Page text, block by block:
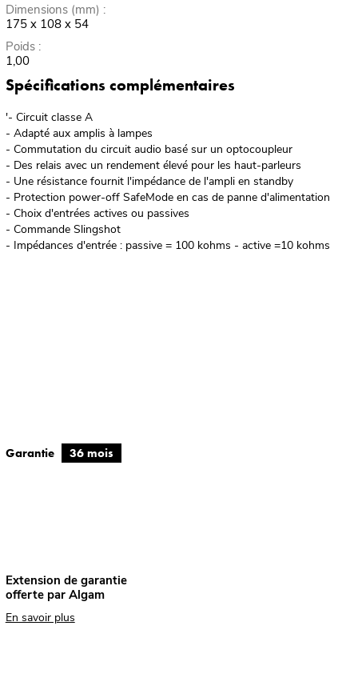
Dimensions (mm) :
175 x 108 x 54
Poids :
1,00
Spécifications complémentaires
'- Circuit classe A
- Adapté aux amplis à lampes
- Commutation du circuit audio basé sur un optocoupleur
- Des relais avec un rendement élevé pour les haut-parleurs
- Une résistance fournit l'impédance de l'ampli en standby
- Protection power-off SafeMode en cas de panne d'alimentation
- Choix d'entrées actives ou passives
- Commande Slingshot
- Impédances d'entrée : passive = 100 kohms - active =10 kohms
Garantie 36 mois
Extension de garantie
offerte par Algam
En savoir plus